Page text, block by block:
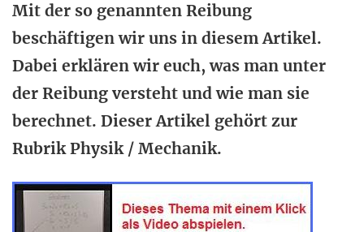
Mit der so genannten Reibung
beschäftigen wir uns in diesem Artikel.
Dabei erklären wir euch, was man unter
der Reibung versteht und wie man sie
berechnet. Dieser Artikel gehört zur
Rubrik Physik / Mechanik.